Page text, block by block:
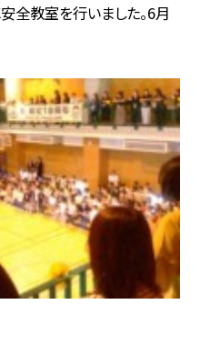
全教室を行いました。6月